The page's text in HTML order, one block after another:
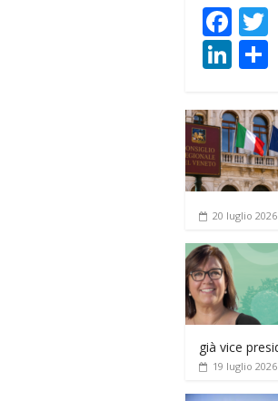
F
ac
e
b
o
o
k
Li
k
e
dI
n
20 luglio 2026
già vice
19 luglio 2026